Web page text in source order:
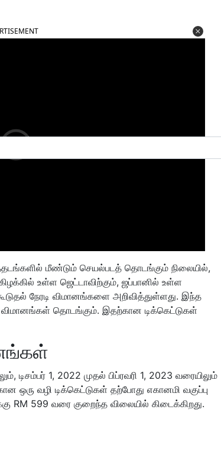
மீண்டும் செயல்படத் தொடங்கும் நிலையில்,
உள்ள ஜெட்டாவிற்கும், ஜப்பானில் உள்ள
நேரடி விமானங்களை அறிவித்துள்ளது. இந்த
தொடங்கும். இதற்கான டிக்கெட்டுகள்
டிசம்பர் 1, 2022 முதல் பிப்ரவரி 1, 2023 வரையிலும்
ஒரு வழி டிக்கெட்டுகள் தற்போது எகானமி வகுப்பு
RM 599 வரை குறைந்த விலையில் கிடைக்கிறது.